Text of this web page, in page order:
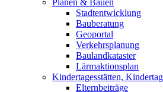
Planen & Bauen
Stadtentwicklung
Bauberatung
Geoportal
Verkehrsplanung
Baulandkataster
Lärmaktionsplan
Kindertagesstätten,
Elternbeiträge